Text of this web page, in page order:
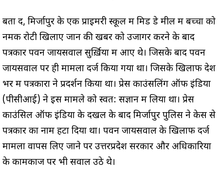
बता दें, मिर्जापुर के एक प्राइमरी स्कूल में मिड डे मील में बच्चों को
नमक रोटी खिलाए जानें की खबर को उजागर करने के बाद
पत्रकार पवन जायसवाल सुर्ख़ियों में आए थे। जिसके बाद पवन
जायसवाल पर ही मामला दर्ज किया गया था। जिसके खिलाफ देश
भर में पत्रकारों ने प्रदर्शन किया था। प्रेस काउंसलिंग ऑफ इंडिया
(पीसीआई) ने इस मामले को स्वत: सज्ञान में लिया था। प्रेस
काउंसिल ऑफ इंडिया के दखल के बाद मिर्जापुर पुलिस ने केस से
पत्रकार का नाम हटा दिया था। पवन जायसवाल के खिलाफ दर्ज
मामला वापस लिए जाने पर उत्तरप्रदेश सरकार और अधिकारियों
के कामकाज पर भी सवाल उठे थे।